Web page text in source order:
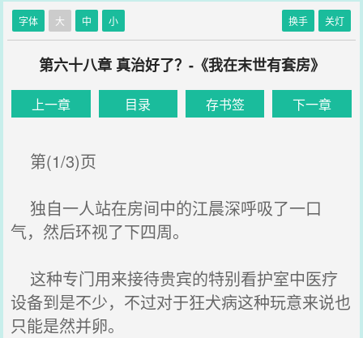
字体 大 中 小 换手 关灯
第六十八章 真治好了？-《我在末世有套房》
上一章 目录 存书签 下一章
第(1/3)页
独自一人站在房间中的江晨深呼吸了一口
气，然后环视了下四周。
这种专门用来接待贵宾的特别看护室中医疗
设备到是不少，不过对于狂犬病这种玩意来说也
只能是然并卵。